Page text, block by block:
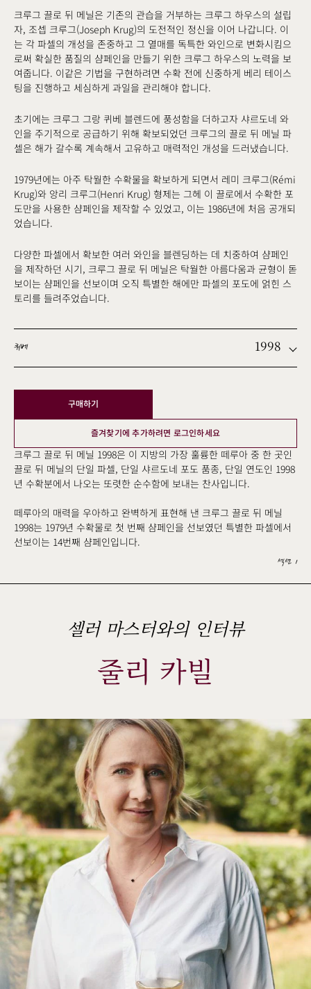
크루그 끌로 뒤 메닐은 기존의 관습을 거부하는 크루그 하우스의 설립
자, 조셉 크루그(Joseph Krug)의 도전적인 정신을 이어 나갑니다. 이
는 각 파셀의 개성을 존중하고 그 열매를 독특한 와인으로 변화시킴으
로써 확실한 품질의 샴페인을 만들기 위한 크루그 하우스의 노력을 보
여줍니다. 이같은 기법을 구현하려면 수확 전에 신중하게 베리 테이스
팅을 진행하고 세심하게 과일을 관리해야 합니다.
초기에는 크루그 그랑 퀴베 블렌드에 풍성함을 더하고자 샤르도네 와
인을 주기적으로 공급하기 위해 확보되었던 크루그의 끌로 뒤 메닐 파
셀은 해가 갈수록 계속해서 고유하고 매력적인 개성을 드러냈습니다.
1979년에는 아주 탁월한 수확물을 확보하게 되면서 레미 크루그(Rémi
Krug)와 앙리 크루그(Henri Krug) 형제는 그헤 이 끌로에서 수확한 포
도만을 사용한 샴페인을 제작할 수 있었고, 이는 1986년에 처음 공개되
었습니다.
다양한 파셀에서 확보한 여러 와인을 블렌딩하는 데 치중하여 샴페인
을 제작하던 시기, 크루그 끌로 뒤 메닐은 탁월한 아름다움과 균형이 돋
보이는 샴페인을 선보이며 오직 특별한 해에만 파셀의 포도에 얽힌 스
토리를 들려주었습니다.
퀴베 1998
구매하기
즐겨찾기에 추가하려면 로그인하세요
크루그 끌로 뒤 메닐 1998은 이 지방의 가장 훌륭한 떼루아 중 한 곳인
끌로 뒤 메닐의 단일 파셀, 단일 샤르도네 포도 품종, 단일 연도인 1998
년 수확분에서 나오는 또렷한 순수함에 보내는 찬사입니다.
떼루아의 매력을 우아하고 완벽하게 표현해 낸 크루그 끌로 뒤 메닐
1998는 1979년 수확물로 첫 번째 샴페인을 선보였던 특별한 파셀에서
선보이는 14번째 샴페인입니다.
섹션 1
셀러 마스터와의 인터뷰
줄리 카빌